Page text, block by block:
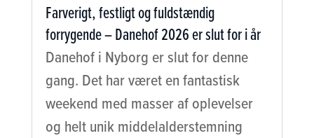
Farverigt, festligt og fuldstændig
forrygende – Danehof 2026 er slut for i år
Danehof i Nyborg er slut for denne
gang. Det har været en fantastisk
weekend med masser af oplevelser
og helt unik middelalderstemning